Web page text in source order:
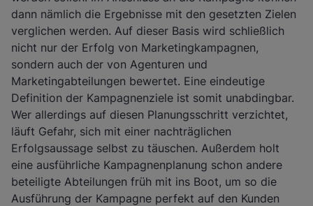
dann nämlich die Ergebnisse mit den gesetzten Zielen
verglichen werden. Auf dieser Basis wird schließlich
nicht nur der Erfolg von Marketingkampagnen,
sondern auch der von Agenturen und
Marketingabteilungen bewertet. Eine eindeutige
Definition der Kampagnenziele ist somit unabdingbar.
Wer allerdings auf diesen Planungsschritt verzichtet,
läuft Gefahr, sich mit einer nachträglichen
Erfolgsaussage selbst zu täuschen. Außerdem holt
eine ausführliche Kampagnenplanung schon andere
beteiligte Abteilungen früh mit ins Boot, um so die
Ausführung der Kampagne perfekt auf den Kunden